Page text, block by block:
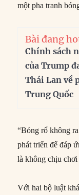
một pha tranh
Bài đang
Chính sách
của Trump
Thái Lan về
Trung Quốc
“Bóng rổ không
phát triển để đáp
là không chịu chơi
Với hai bộ luật